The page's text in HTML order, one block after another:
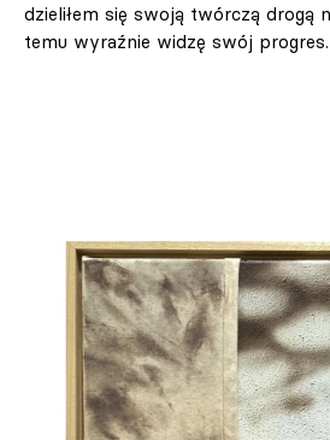
dzieliłem się swoją twórczą drogą
temu wyraźnie widzę swój progres.